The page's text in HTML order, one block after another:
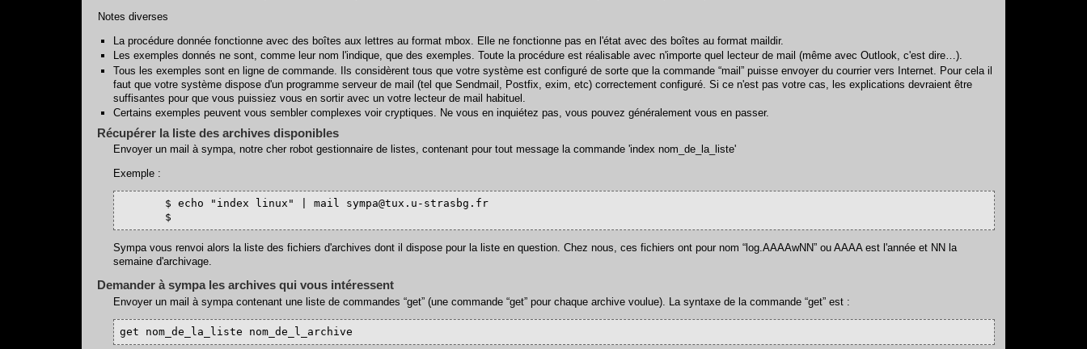
Notes diverses
La procédure donnée fonctionne avec des boîtes aux lettres au format mbox. Elle ne fonctionne pas en l'état avec des boîtes au format maildir.
Les exemples donnés ne sont, comme leur nom l'indique, que des exemples. Toute la procédure est réalisable avec n'importe quel lecteur de mail (même avec Outlook, c'est dire…).
Tous les exemples sont en ligne de commande. Ils considèrent tous que votre système est configuré de sorte que la commande “mail” puisse envoyer du courrier vers Internet. Pour cela il
faut que votre système dispose d'un programme serveur de mail (tel que Sendmail, Postfix, exim, etc) correctement configuré. Si ce n'est pas votre cas, les explications devraient être
suffisantes pour que vous puissiez vous en sortir avec un votre lecteur de mail habituel.
Certains exemples peuvent vous sembler complexes voir cryptiques. Ne vous en inquiétez pas, vous pouvez généralement vous en passer.
Récupérer la liste des archives disponibles
Envoyer un mail à sympa, notre cher robot gestionnaire de listes, contenant pour tout message la commande 'index nom_de_la_liste'
Exemple :
       $ echo "index linux" | mail sympa@tux.u-strasbg.fr
       $
Sympa vous renvoi alors la liste des fichiers d'archives dont il dispose pour la liste en question. Chez nous, ces fichiers ont pour nom “log.AAAAwNN” ou AAAA est l'année et NN la
semaine d'archivage.
Demander à sympa les archives qui vous intéressent
Envoyer un mail à sympa contenant une liste de commandes “get” (une commande “get” pour chaque archive voulue). La syntaxe de la commande “get” est :
get nom_de_la_liste nom_de_l_archive